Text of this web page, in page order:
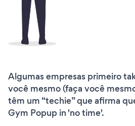
Algumas empresas primeiro
você mesmo (faça você
têm um “techie” que afirma
Gym Popup in 'no time'.